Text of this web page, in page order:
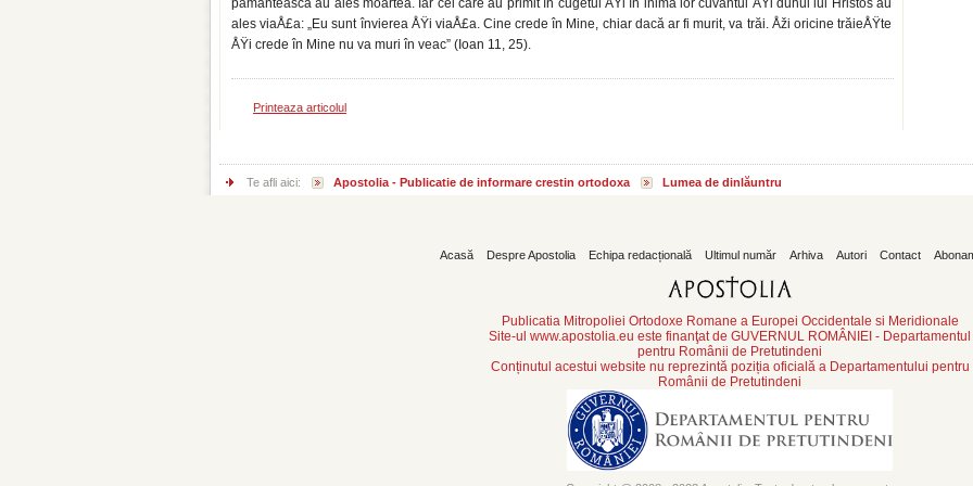
pământească au ales moartea. Iar cei care au primit în cugetul ÅŸi în inima lor cuvântul ÅŸi duhul lui Hristos au
ales viaÅ£a: „Eu sunt învierea ÅŸi viaÅ£a. Cine crede în Mine, chiar dacă ar fi mu­rit, va trăi. Åži oricine trăieÅŸte
ÅŸi crede în Mine nu va muri în veac” (Ioan 11, 25).
Printeaza articolul
Te afli aici: Apostolia - Publicatie de informare crestin ortodoxa Lumea de dinlăuntru
Acasă Despre Apostolia Echipa redacțională Ultimul număr Arhiva Autori Contact
Publicatia Mitropoliei Ortodoxe Romane a Europei Occidentale si Meridionale
Site-ul www.apostolia.eu este finanţat de GUVERNUL ROMÂNIEI - Departamentul
pentru Românii de Pretutindeni
Conținutul acestui website nu reprezintă poziția oficială a Departamentului pentru
Românii de Pretutindeni